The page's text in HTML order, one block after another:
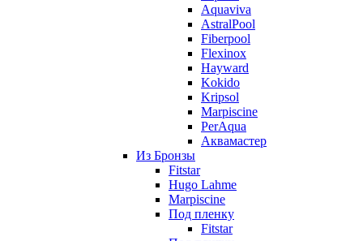
Aquaviva
AstralPool
Fiberpool
Flexinox
Hayward
Kokido
Kripsol
Marpiscine
PerAqua
Аквамастер
Из Бронзы
Fitstar
Hugo Lahme
Marpiscine
Под пленку
Fitstar